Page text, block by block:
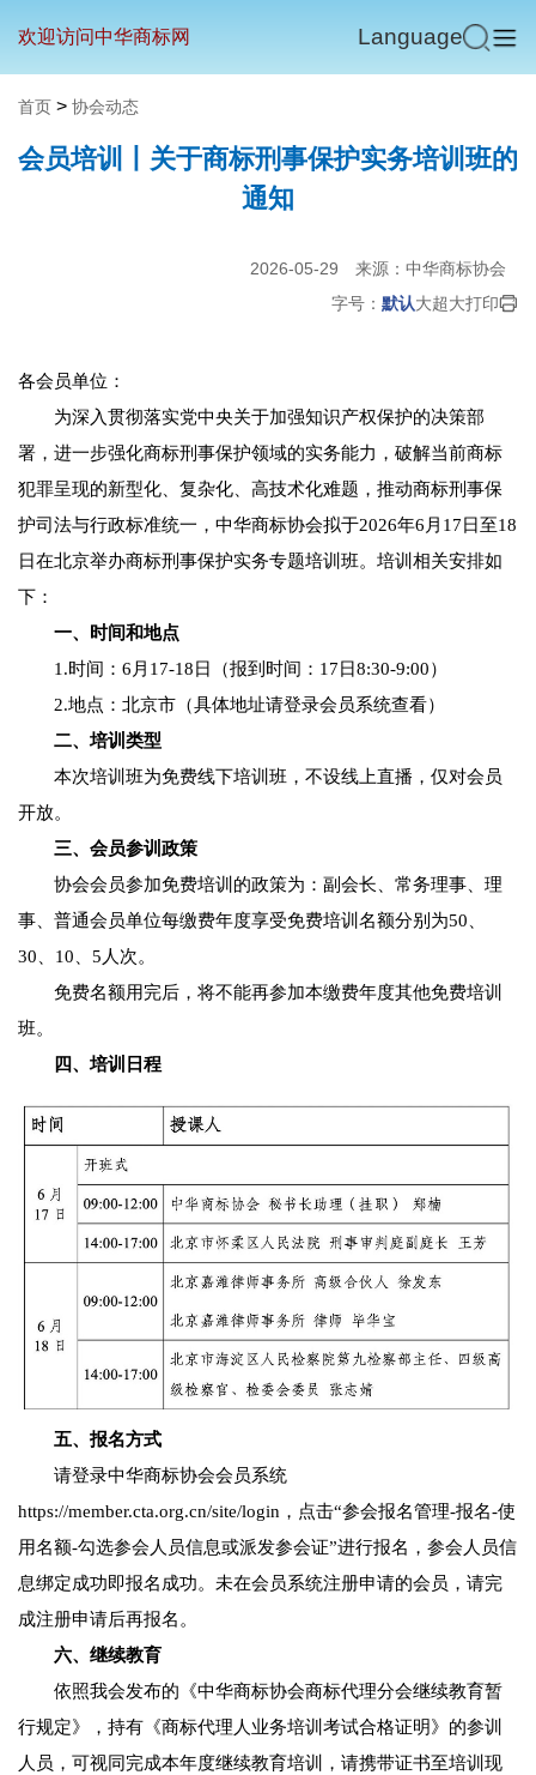
欢迎访问中华商标网 Language
首页 > 协会动态
会员培训丨关于商标刑事保护实务培训班的
通知
2026-05-29
来源：中华商标协会
字号： 默认大超大打印
各会员单位：
为深入贯彻落实党中央关于加强知识产权保护的决策部
署，进一步强化商标刑事保护领域的实务能力，破解当前商标
犯罪呈现的新型化、复杂化、高技术化难题，推动商标刑事保
护司法与行政标准统一，中华商标协会拟于2026年6月17日至18
日在北京举办商标刑事保护实务专题培训班。培训相关安排如
下：
一、时间和地点
1.时间：6月17-18日（报到时间：17日8:30-9:00）
2.地点：北京市（具体地址请登录会员系统查看）
二、培训类型
本次培训班为免费线下培训班，不设线上直播，仅对会员
开放。
三、会员参训政策
协会会员参加免费培训的政策为：副会长、常务理事、理
事、普通会员单位每缴费年度享受免费培训名额分别为50、
30、10、5人次。
免费名额用完后，将不能再参加本缴费年度其他免费培训
班。
四、培训日程
五、报名方式
请登录中华商标协会会员系统
https://member.cta.org.cn/site/login，点击“参会报名管理-报名-使
用名额-勾选参会人员信息或派发参会证”进行报名，参会人员信
息绑定成功即报名成功。未在会员系统注册申请的会员，请完
成注册申请后再报名。
六、继续教育
依照我会发布的《中华商标协会商标代理分会继续教育暂
行规定》，持有《商标代理人业务培训考试合格证明》的参训
人员，可视同完成本年度继续教育培训，请携带证书至培训现